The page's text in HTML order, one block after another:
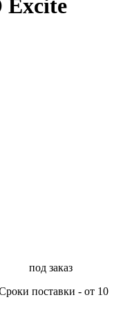
Excite
под заказ
поставки - от 10